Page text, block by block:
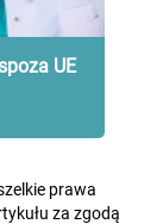
UE
prawa
za zgodą